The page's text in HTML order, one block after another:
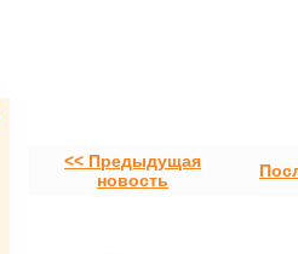
<< Предыдущая
новость